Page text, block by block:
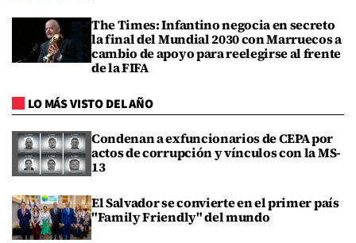
The Times: Infantino negocia en secreto
la final del Mundial 2030 con Marruecos a
cambio de apoyo para reelegirse al frente
de la FIFA
LO MÁS VISTO DEL AÑO
Condenan a exfuncionarios de CEPA por
actos de corrupción y vínculos con la MS-
13
El Salvador se convierte en el primer país
"Family Friendly" del mundo